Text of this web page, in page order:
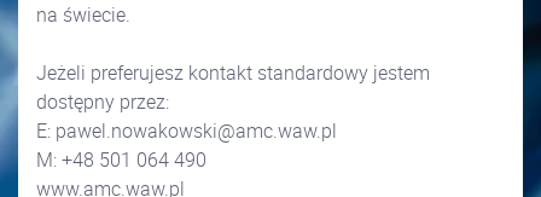
na świecie.
Jeżeli preferujesz kontakt standardowy jestem
dostępny przez:
E: pawel.nowakowski@amc.waw.pl
M: +48 501 064 490
www.amc.waw.pl